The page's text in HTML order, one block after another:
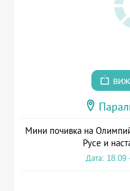
Мини почивка на
Русе и
Дата: 18.09